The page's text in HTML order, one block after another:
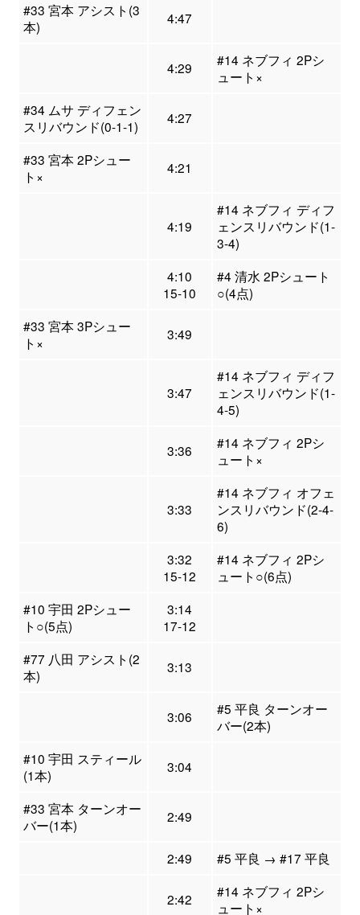
#33 宮本 アシスト(3
本)
4:47
4:29
#14 ネブフィ 2Pシ
ュート×
#34 ムサ ディフェン
スリバウンド(0-1-1)
4:27
#33 宮本 2Pシュー
ト×
4:21
4:19
#14 ネブフィ ディフ
ェンスリバウンド(1-
3-4)
4:10
15-10
#4 清水 2Pシュート
○(4点)
#33 宮本 3Pシュー
ト×
3:49
3:47
#14 ネブフィ ディフ
ェンスリバウンド(1-
4-5)
3:36
#14 ネブフィ 2Pシ
ュート×
3:33
#14 ネブフィ オフェ
ンスリバウンド(2-4-
6)
3:32
15-12
#14 ネブフィ 2Pシ
ュート○(6点)
#10 宇田 2Pシュー
ト○(5点)
3:14
17-12
#77 八田 アシスト(2
本)
3:13
3:06
#5 平良 ターンオー
バー(2本)
#10 宇田 スティール
(1本)
3:04
#33 宮本 ターンオー
バー(1本)
2:49
2:49 #5 平良 → #17 平良
2:42
#14 ネブフィ 2Pシ
ュート×